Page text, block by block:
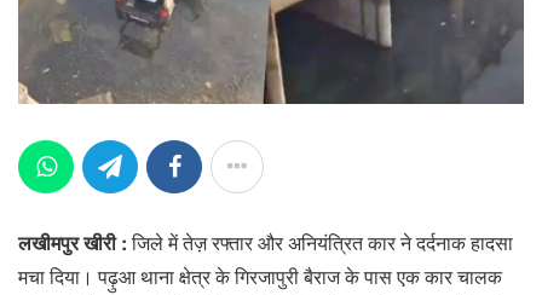
लखीमपुर खीरी :जिले में तेज़ रफ्तार और अनियंत्रित कार ने दर्दनाक हादसा
मचा दिया। पढ़ुआ थाना क्षेत्र के गिरजापुरी बैराज के पास एक कार चालक